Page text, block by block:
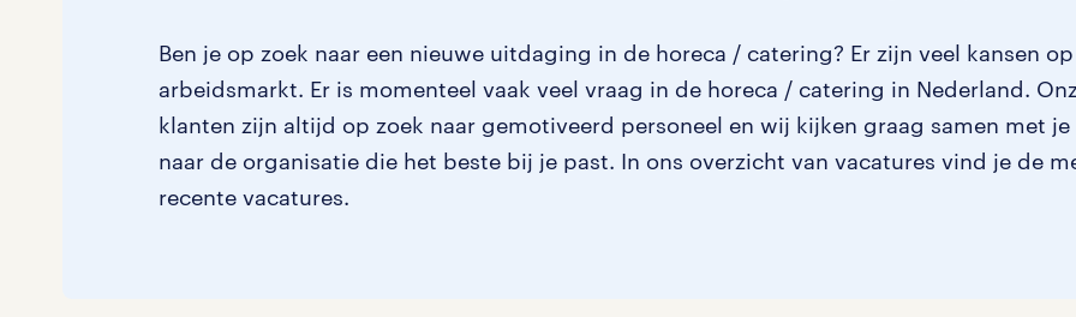
toon 2 resultaten
Ben je op zoek naar een nieuwe uitdaging in de horeca / catering? Er zijn veel kansen
arbeidsmarkt. Er is momenteel vaak veel vraag in de horeca / catering in Nederland.
klanten zijn altijd op zoek naar gemotiveerd personeel en wij kijken graag samen met je
naar de organisatie die het beste bij je past. In ons overzicht van vacatures vind je de
recente vacatures.